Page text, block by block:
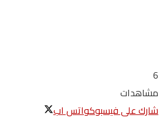
6
مشاهدات
شارك على فيسبوكواتس اب